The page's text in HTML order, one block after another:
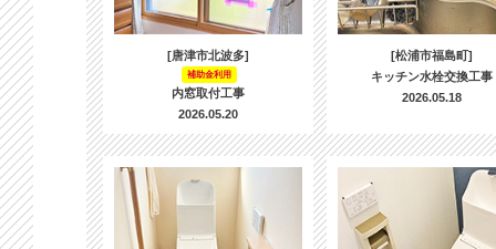
[唐津市北波多]
補助金利用
内窓取付工事
2026.05.20
[松浦市福島町]
キッチン水栓交換工事
2026.05.18